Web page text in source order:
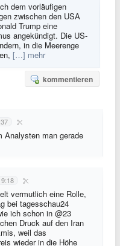
dem vorläufigen
zwischen den USA
Trump eine
angekündigt. Die US-
in die Meerenge
[…] mehr
kommentieren
Analysten man gerade
vermutlich eine Rolle,
bei tagesschau24
ich schon in @23
Druck auf den Iran
weil das
wieder in die Höhe